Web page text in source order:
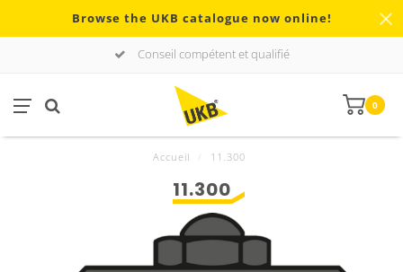
Browse the UKB catalogue now online!
Conseil compétent et qualifié
0
Accueil 11.300
11.300